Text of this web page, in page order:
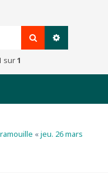
Rechercher
sur1
«jeu. 26 mars